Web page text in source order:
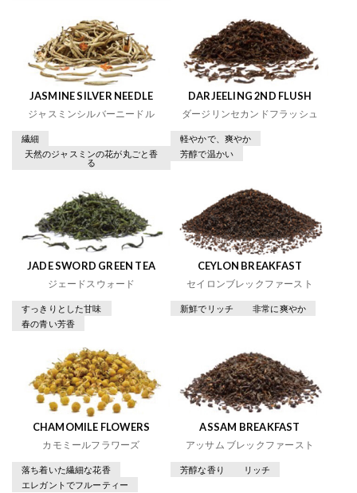
JASMINE SILVER NEEDLE
ジャスミンシルバーニードル
繊細
天然のジャスミンの花が丸ごと香
る
DARJEELING 2ND FLUSH
ダージリンセカンドフラッシュ
軽やかで、爽やか
芳醇で温かい
JADE SWORD GREEN TEA
ジェードスウォード
すっきりとした甘味
春の青い芳香
CEYLON BREAKFAST
セイロンブレックファースト
新鮮でリッチ 非常に爽やか
CHAMOMILE FLOWERS
カモミールフラワーズ
落ち着いた繊細な花香
エレガントでフルーティー
ASSAM BREAKFAST
アッサム ブレックファースト
芳醇な香り リッチ